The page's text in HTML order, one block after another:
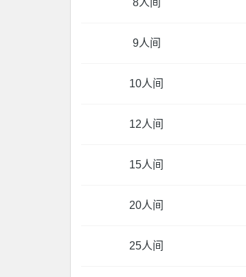
8人间
9人间
10人间
12人间
15人间
20人间
25人间